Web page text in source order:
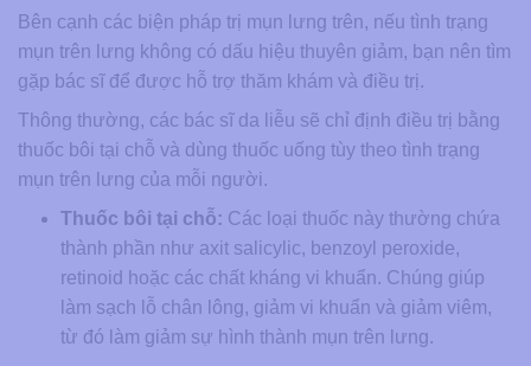
Bên cạnh các biện pháp trị mụn lưng trên, nếu tình trạng
mụn trên lưng không có dấu hiệu thuyên giảm, bạn nên tìm
gặp bác sĩ để được hỗ trợ thăm khám và điều trị.
Thông thường, các bác sĩ da liễu sẽ chỉ định điều trị bằng
thuốc bôi tại chỗ và dùng thuốc uống tùy theo tình trạng
mụn trên lưng của mỗi người.
Thuốc bôi tại chỗ: Các loại thuốc này thường chứa
thành phần như axit salicylic, benzoyl peroxide,
retinoid hoặc các chất kháng vi khuẩn. Chúng giúp
làm sạch lỗ chân lông, giảm vi khuẩn và giảm viêm,
từ đó làm giảm sự hình thành mụn trên lưng.